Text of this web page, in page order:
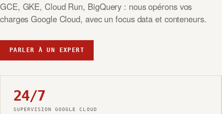
GCE, GKE, Cloud Run, BigQuery : nous opérons vos
charges Google Cloud, avec un focus data et conteneurs.
PARLER À UN EXPERT
24/7
SUPERVISION GOOGLE CLOUD